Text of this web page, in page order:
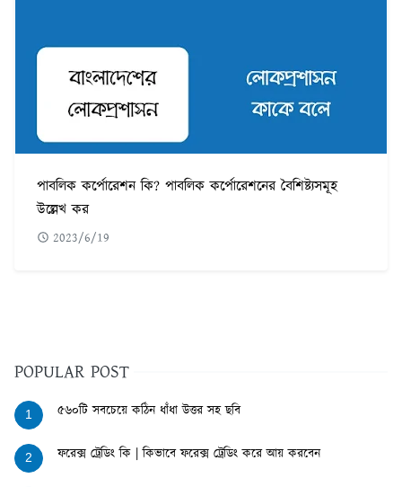
পাবলিক কর্পোরেশন কি? পাবলিক কর্পোরেশনের বৈশিষ্ট্যসমূহ
উল্লেখ কর
2023/6/19
POPULAR POST
1 ৫৬০টি সবচেয়ে কঠিন ধাঁধা উত্তর সহ ছবি
2 ফরেক্স ট্রেডিং কি | কিভাবে ফরেক্স ট্রেডিং করে আয় করবেন